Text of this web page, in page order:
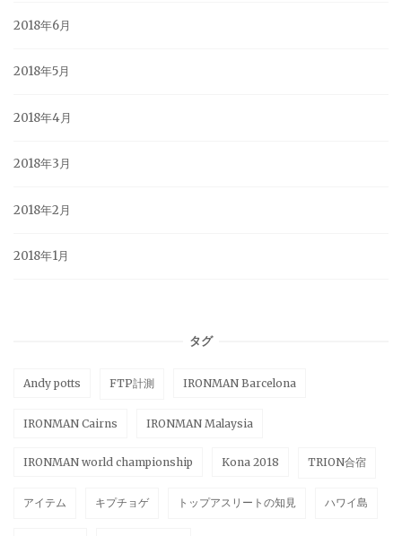
2018年6月
2018年5月
2018年4月
2018年3月
2018年2月
2018年1月
タグ
Andy potts FTP計測 IRONMAN Barcelona
IRONMAN Cairns IRONMAN Malaysia
IRONMAN world championship Kona 2018 TRION合宿
アイテム キプチョゲ トップアスリートの知見 ハワイ島